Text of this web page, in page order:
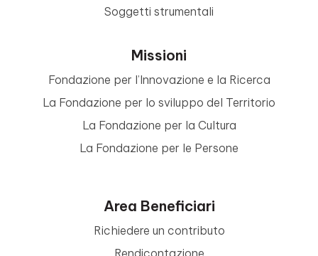
Soggetti strumentali
Missioni
Fondazione per l’Innovazione e la Ricerca
La Fondazione per lo sviluppo del Territorio
La Fondazione per la Cultura
La Fondazione per le Persone
Area Beneficiari
Richiedere un contributo